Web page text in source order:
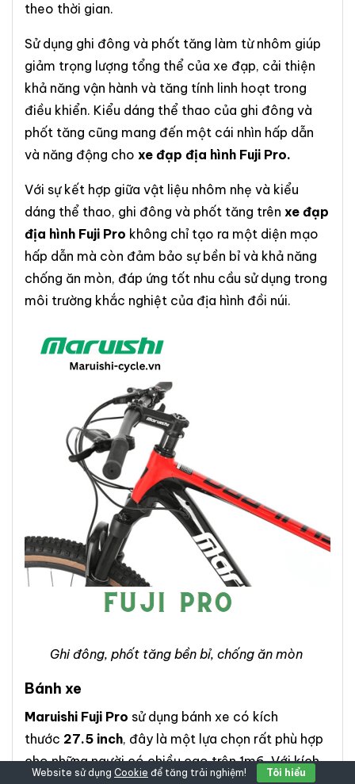
theo thời gian.
Sử dụng ghi đông và phốt tăng làm từ nhôm giúp
giảm trọng lượng tổng thể của xe đạp, cải thiện
khả năng vận hành và tăng tính linh hoạt trong
điều khiển. Kiểu dáng thể thao của ghi đông và
phốt tăng cũng mang đến một cái nhìn hấp dẫn
và năng động cho xe đạp địa hình Fuji Pro.
Với sự kết hợp giữa vật liệu nhôm nhẹ và kiểu
dáng thể thao, ghi đông và phốt tăng trên xe đạp
địa hình Fuji Pro không chỉ tạo ra một diện mạo
hấp dẫn mà còn đảm bảo sự bền bỉ và khả năng
chống ăn mòn, đáp ứng tốt nhu cầu sử dụng trong
môi trường khắc nghiệt của địa hình đồi núi.
Ghi đông, phốt tăng bền bỉ, chống ăn mòn
Bánh xe
Maruishi Fuji Pro sử dụng bánh xe có kích
thước 27.5 inch, đây là một lựa chọn rất phù hợp
cho những người có chiều cao trên 1m6. Với kích
Website sử dụng Cookie để tăng trải nghiệm! Tôi hiểu